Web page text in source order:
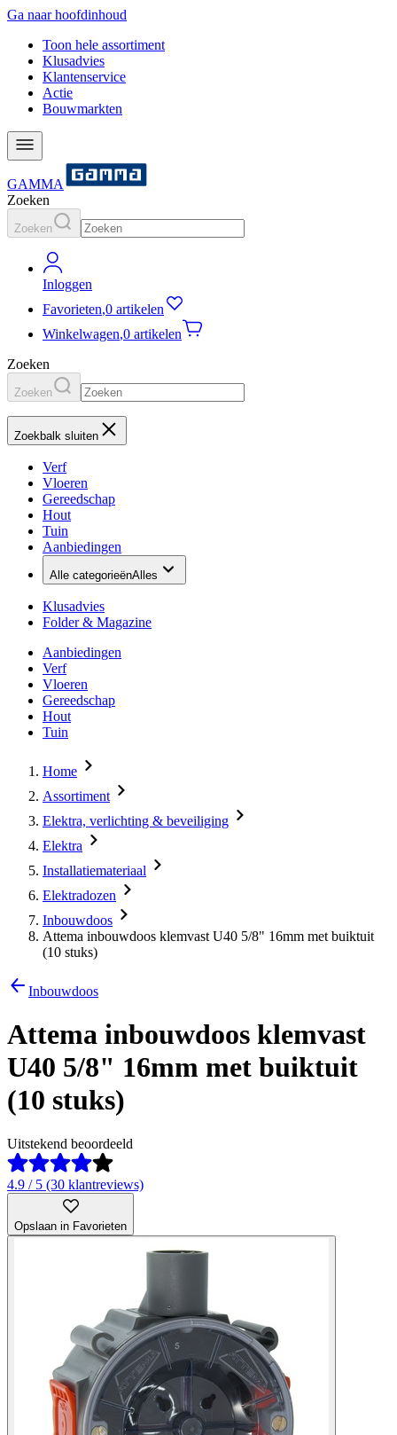
Ga naar hoofdinhoud
Toon hele assortiment
Klusadvies
Klantenservice
Actie
Bouwmarkten
GAMMA
Zoeken
Zoeken
Inloggen
Favorieten,0 artikelen
Winkelwagen,0 artikelen
Zoeken
Zoeken
Zoekbalk sluiten
Verf
Vloeren
Gereedschap
Hout
Tuin
Aanbiedingen
Alle categorieënAlles
Klusadvies
Folder & Magazine
Aanbiedingen
Verf
Vloeren
Gereedschap
Hout
Tuin
Home
Assortiment
Elektra, verlichting & beveiliging
Elektra
Installatiemateriaal
Elektradozen
Inbouwdoos
Attema inbouwdoos klemvast U40 5/8" 16mm met buiktuit
(10 stuks)
Inbouwdoos
Attema inbouwdoos klemvast
U40 5/8" 16mm met buiktuit
(10 stuks)
Uitstekend beoordeeld
4.9 / 5 (30 klantreviews)
Opslaan in Favorieten